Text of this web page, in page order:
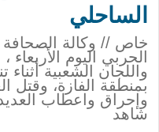
الساحلي
خاص // وكالة الصحافة
الحربي اليوم
واللجان الشعبية
بمنطقة الفازة، وقتل
وإحراق واعطاب
شاهد